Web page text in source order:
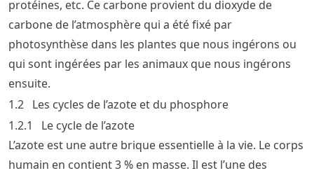
protéines, etc. Ce carbone provient du dioxyde de
carbone de l’atmosphère qui a été fixé par
photosynthèse dans les plantes que nous ingérons ou
qui sont ingérées par les animaux que nous ingérons
ensuite.
1.2 Les cycles de l’azote et du phosphore
1.2.1
Le cycle de l’azote
L’azote est une autre brique essentielle à la vie. Le corps
humain en contient 3 % en masse. Il est l’une des